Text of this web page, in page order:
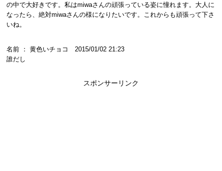
の中で大好きです。私はmiwaさんの頑張っている姿に憧れます。大人に
なったら、絶対miwaさんの様になりたいです。これからも頑張って下さ
いね。
名前 ： 黄色いチョコ 2015/01/02 21:23
誰だし
スポンサーリンク